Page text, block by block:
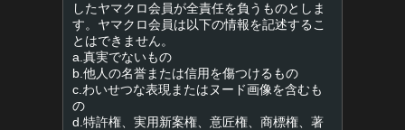
したヤマクロ会員が全責任を負うものとしま
す。ヤマクロ会員は以下の情報を記述するこ
とはできません。
a.真実でないもの
b.他人の名誉または信用を傷つけるもの
c.わいせつな表現またはヌード画像を含むも
の
d.特許権、実用新案権、意匠権、商標権、著